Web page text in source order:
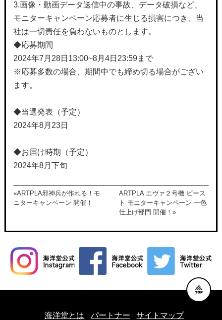
3.画像・動画データ送信中の事故、データ破損など、
モニターキャンペーン応募者に生じる損害につき、当
社は一切責任を負わないものとします。
◆応募期間
2024年7月28日13:00~8月4日23:59まで
※応募多数の場合、期間中でも締め切る場合がござい
ます。
◆当選発表（予定）
2024年8月23日
◆お届け時期（予定）
2024年8月下旬
«ARTPLA邪神兵が作れる！モ
ニターキャンペーン 開催！
ARTPLA エヴァ２号機 ビース
ト モニターキャンペーン 一色
仕上げ部門 開催！»
海洋堂とは パートナー サイトマップ